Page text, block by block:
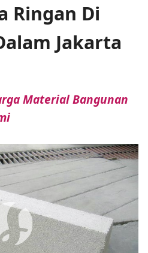
Ringan Di
Jakarta
Material Bangunan